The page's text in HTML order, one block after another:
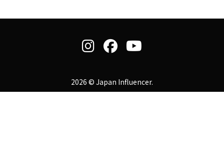
2026 © Japan Influencer.